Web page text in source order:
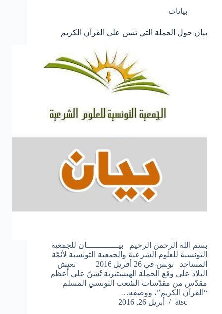
بيانات
بيان حول الحملة التي تشن على القرآن الكريم
بسم الله الرحمن الرحيم بيـــــــــــــان للجمعية
التونسية للعلوم الشرعية والجمعية التونسية لأئمّة
المساجد تونس في 26 أفريل 2016 تعيش
البلاد على وقع الحملة الهيستيرية تُشنّ على أعظم
مقدّس من مقدّسات الشعب التونسي المسلم
“القرآن الكريم”، ووصفه…
atsc
أبريل 26, 2016